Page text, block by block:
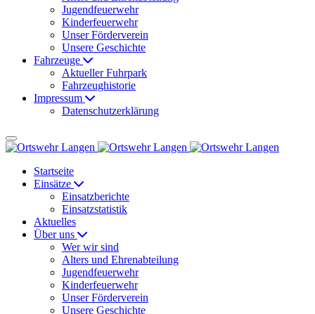
Jugendfeuerwehr
Kinderfeuerwehr
Unser Förderverein
Unsere Geschichte
Fahrzeuge
Aktueller Fuhrpark
Fahrzeughistorie
Impressum
Datenschutzerklärung
Startseite
Einsätze
Einsatzberichte
Einsatzstatistik
Aktuelles
Über uns
Wer wir sind
Alters und Ehrenabteilung
Jugendfeuerwehr
Kinderfeuerwehr
Unser Förderverein
Unsere Geschichte